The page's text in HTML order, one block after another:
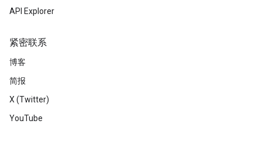
API Explorer
紧密联系
博客
简报
X (Twitter)
YouTube